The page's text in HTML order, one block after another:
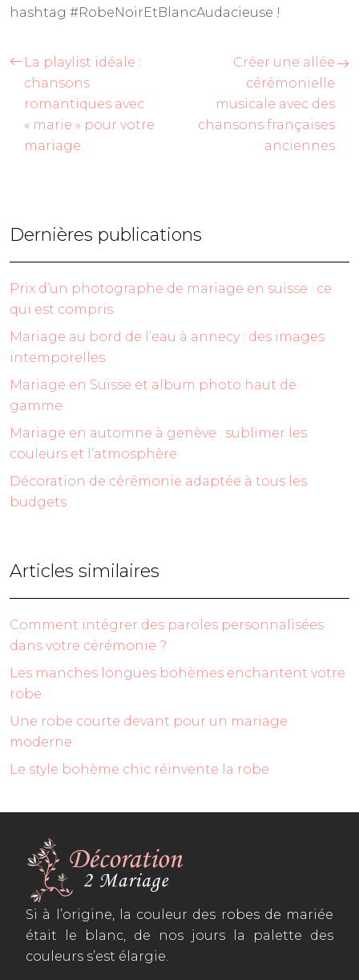
hashtag #RobeNoirEtBlancAudacieuse !
La playlist idéale :
chansons
romantiques avec
« marie » pour votre
mariage
Créer une allée
cérémonielle
musicale avec des
chansons françaises
anciennes
Dernières publications
Prix d’un photographe de mariage en suisse : ce
qui est compris
Mariage au bord de l’eau à annecy : des images
intemporelles
Mariage en Suisse et album photo haut de
gamme
Mariage en automne à genève : sublimer les
couleurs et l’atmosphère
Décoration de cérémonie adaptée à tous les
budgets
Articles similaires
Comment intégrer des paroles personnalisées
dans votre cérémonie ?
Les manches longues bohèmes enchantent votre
robe
Une robe courte devant pour un mariage
moderne
Le style bohème chic réinvente la robe
Si à l’origine, la couleur des robes de mariée
était le blanc, de nos jours la palette des
couleurs s’est élargie.